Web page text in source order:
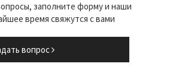
заполните форму и наши
время свяжутся с вами
вопрос